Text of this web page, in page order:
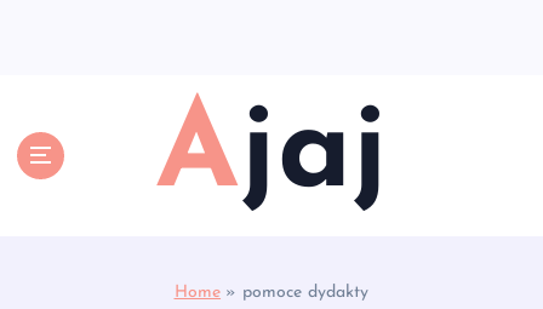
Ajaj
Home » pomoce dydakty